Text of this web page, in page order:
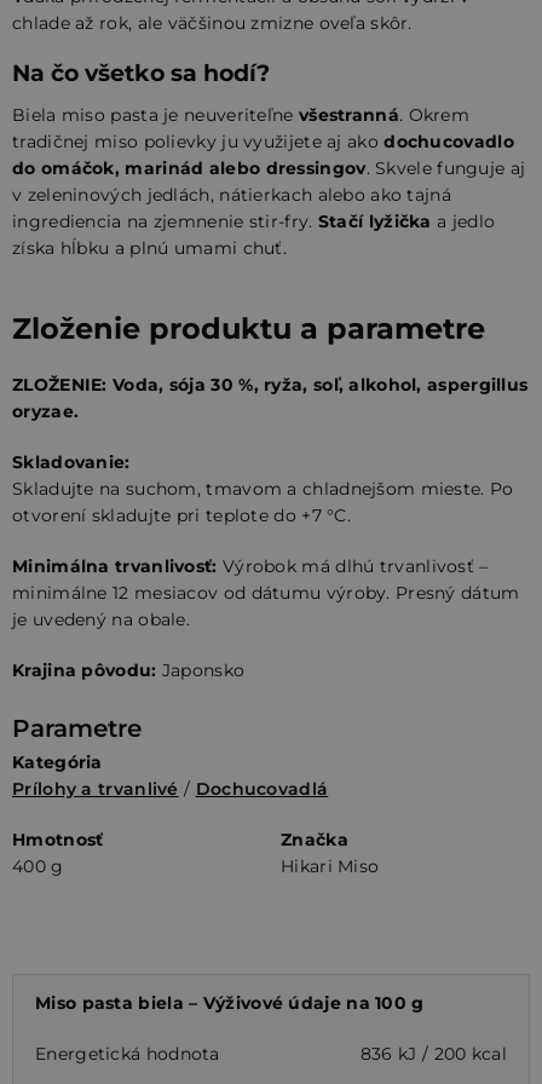
chlade až rok, ale väčšinou zmizne oveľa skôr.
Na čo všetko sa hodí?
Biela miso pasta je neuveriteľne všestranná. Okrem
tradičnej miso polievky ju využijete aj akodochucovadlo
do omáčok, marinád alebo dressingov. Skvele funguje aj
v zeleninových jedlách, nátierkach alebo ako tajná
ingrediencia na zjemnenie stir-fry. Stačí lyžička a jedlo
získa hĺbku a plnú umami chuť.
Zloženie produktu a parametre
ZLOŽENIE: Voda, sója 30 %, ryža, soľ, alkohol, aspergillus
oryzae.
Skladovanie:
Skladujte na suchom, tmavom a chladnejšom mieste. Po
otvorení skladujte pri teplote do +7 °C.
Minimálna trvanlivosť: Výrobok má dlhú trvanlivosť –
minimálne 12 mesiacov od dátumu výroby. Presný dátum
je uvedený na obale.
Krajina pôvodu: Japonsko
Parametre
Kategória
Prílohy a trvanlivé / Dochucovadlá
Hmotnosť
400 g
Značka
Hikari Miso
Miso pasta biela – Výživové údaje na 100 g
Energetická hodnota 836 kJ / 200 kcal